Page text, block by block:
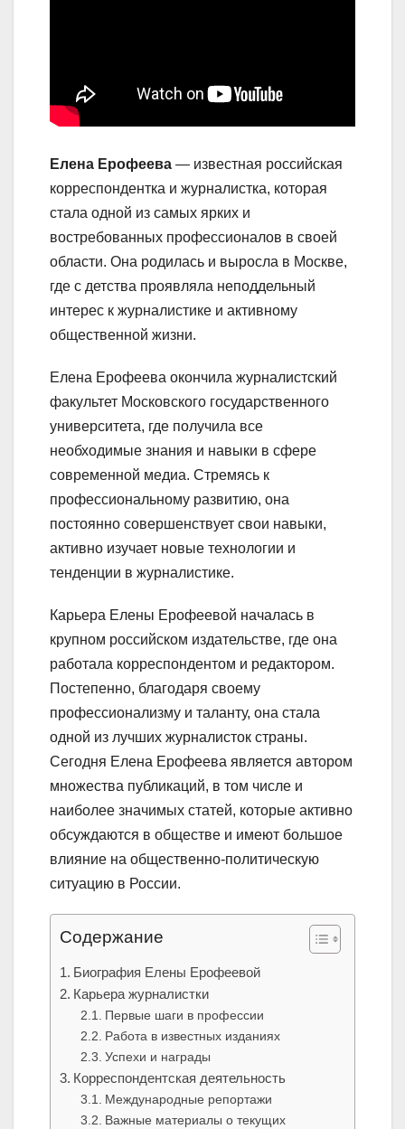
Елена Ерофеева — известная российская
корреспондентка и журналистка, которая
стала одной из самых ярких и
востребованных профессионалов в своей
области. Она родилась и выросла в Москве,
где с детства проявляла неподдельный
интерес к журналистике и активному
общественной жизни.
Елена Ерофеева окончила журналистский
факультет Московского государственного
университета, где получила все
необходимые знания и навыки в сфере
современной медиа. Стремясь к
профессиональному развитию, она
постоянно совершенствует свои навыки,
активно изучает новые технологии и
тенденции в журналистике.
Карьера Елены Ерофеевой началась в
крупном российском издательстве, где она
работала корреспондентом и редактором.
Постепенно, благодаря своему
профессионализму и таланту, она стала
одной из лучших журналисток страны.
Сегодня Елена Ерофеева является автором
множества публикаций, в том числе и
наиболее значимых статей, которые активно
обсуждаются в обществе и имеют большое
влияние на общественно-политическую
ситуацию в России.
Содержание
Биография Елены Ерофеевой
Карьера журналистки
Первые шаги в профессии
Работа в известных изданиях
Успехи и награды
Корреспондентская деятельность
Международные репортажи
Важные материалы о текущих